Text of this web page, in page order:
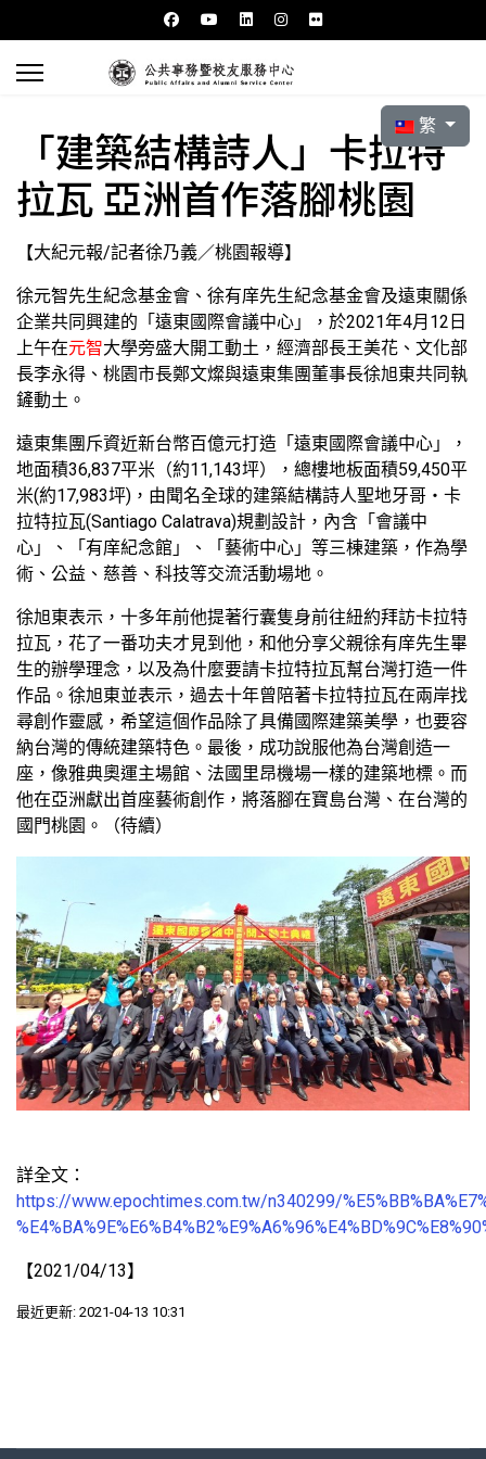
選擇你的語言
繁
「建築結構詩人」卡拉特
拉瓦 亞洲首作落腳桃園
【大紀元報/記者徐乃義／桃園報導】
徐元智先生紀念基金會、徐有庠先生紀念基金會及遠東關係
企業共同興建的「遠東國際會議中心」，於2021年4月12日
上午在元智大學旁盛大開工動土，經濟部長王美花、文化部
長李永得、桃園市長鄭文燦與遠東集團董事長徐旭東共同執
鏟動土。
遠東集團斥資近新台幣百億元打造「遠東國際會議中心」，
地面積36,837平米（約11,143坪），總樓地板面積59,450平
米(約17,983坪)，由聞名全球的建築結構詩人聖地牙哥‧卡
拉特拉瓦(Santiago Calatrava)規劃設計，內含「會議中
心」、「有庠紀念館」、「藝術中心」等三棟建築，作為學
術、公益、慈善、科技等交流活動場地。
徐旭東表示，十多年前他提著行囊隻身前往紐約拜訪卡拉特
拉瓦，花了一番功夫才見到他，和他分享父親徐有庠先生畢
生的辦學理念，以及為什麼要請卡拉特拉瓦幫台灣打造一件
作品。徐旭東並表示，過去十年曾陪著卡拉特拉瓦在兩岸找
尋創作靈感，希望這個作品除了具備國際建築美學，也要容
納台灣的傳統建築特色。最後，成功說服他為台灣創造一
座，像雅典奧運主場館、法國里昂機場一樣的建築地標。而
他在亞洲獻出首座藝術創作，將落腳在寶島台灣、在台灣的
國門桃園。（待續）
詳全文：
https://www.epochtimes.com.tw/n340299/
【2021/04/13】
最近更新: 2021-04-13 10:31